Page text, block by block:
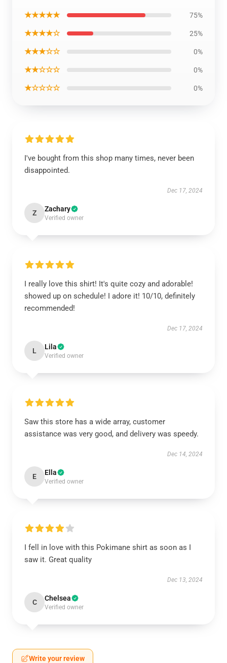
★★★★★ 75%
★★★★☆ 25%
★★★☆☆ 0%
★★☆☆☆ 0%
★☆☆☆☆ 0%
I've bought from this shop many times, never been
disappointed.
Dec 17, 2024
Z Zachary
Verified owner
I really love this shirt! It's quite cozy and adorable!
showed up on schedule! I adore it! 10/10, definitely
recommended!
Dec 17, 2024
L Lila
Verified owner
Saw this store has a wide array, customer
assistance was very good, and delivery was speedy.
Dec 14, 2024
E Ella
Verified owner
I fell in love with this Pokimane shirt as soon as I
saw it. Great quality
Dec 13, 2024
C Chelsea
Verified owner
Write your review